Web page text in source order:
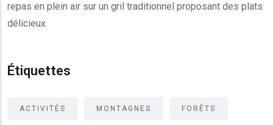
repas en plein air sur un gril traditionnel proposant des plats
délicieux.
Étiquettes
ACTIVITÉS MONTAGNES FORÊTS